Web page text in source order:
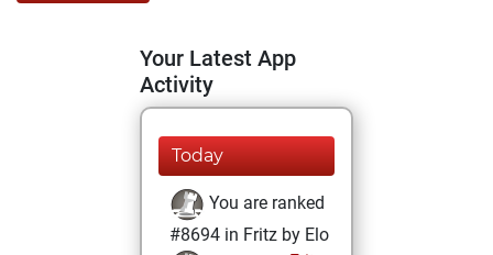
Your Latest App
Activity
Today
You are ranked
#8694 in Fritz by Elo